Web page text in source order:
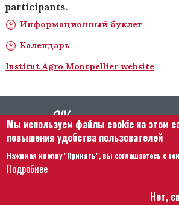
participants.
Информационный буклет
Календарь
Institut Agro Montpellier website
Footer menu
Связаться с нами
Правила и условия
Мы используем файлы cookie на этом
повышения удобства пользователей
Нажимая кнопку "Принять", вы соглашаетесь с
Подробнее
Нет,